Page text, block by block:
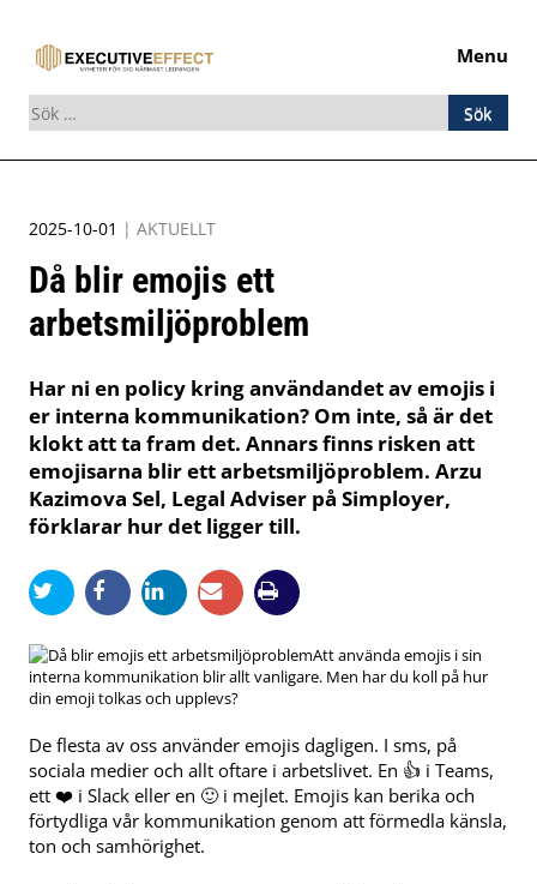
Menu
Sök
efter:
to
2025-10-01 | AKTUELLT
Då blir emojis ett
arbetsmiljöproblem
Har ni en policy kring användandet av emojis i
er interna kommunikation? Om inte, så är det
klokt att ta fram det. Annars finns risken att
emojisarna blir ett arbetsmiljöproblem. Arzu
Kazimova Sel, Legal Adviser på Simployer,
förklarar hur det ligger till.
Att använda emojis i sin
interna kommunikation blir allt vanligare. Men har du koll på hur
din emoji tolkas och upplevs?
De flesta av oss använder emojis dagligen. I sms, på
sociala medier och allt oftare i arbetslivet. En 👍 i Teams,
ett ❤️ i Slack eller en 🙂 i mejlet. Emojis kan berika och
förtydliga vår kommunikation genom att förmedla känsla,
ton och samhörighet.